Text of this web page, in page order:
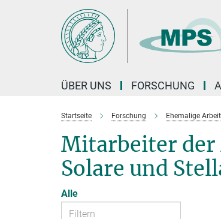
ÜBER UNS FORSCHUNG
Startseite Forschung Ehemalige
Mitarbeiter der
Solare und
Alle